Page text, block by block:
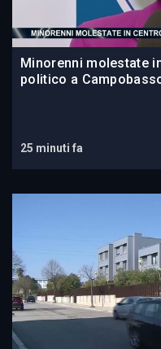
Minorenni molestate
politico a
25 minuti fa